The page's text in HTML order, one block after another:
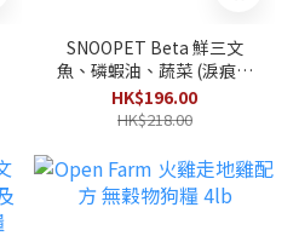
SNOOPET Beta 鮮三文
魚、磷蝦油、蔬菜 (淚痕及
皮膚護理有機配方) 狗糧
1kg
HK$196.00
HK$218.00